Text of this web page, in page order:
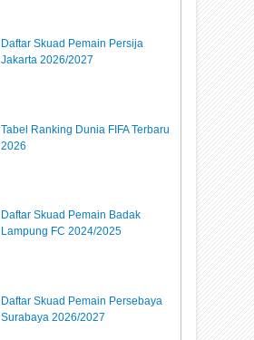
Daftar Skuad Pemain Persija
Jakarta 2026/2027
Tabel Ranking Dunia FIFA Terbaru
2026
Daftar Skuad Pemain Badak
Lampung FC 2024/2025
Daftar Skuad Pemain Persebaya
Surabaya 2026/2027